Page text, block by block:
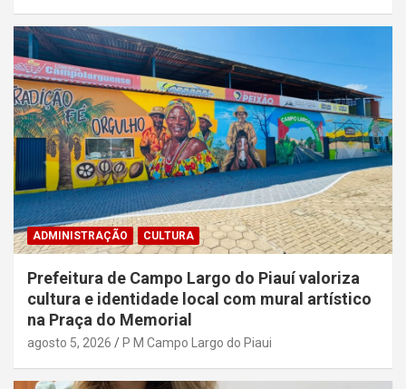
ADMINISTRAÇÃO CULTURA
Prefeitura de Campo Largo do Piauí valoriza
cultura e identidade local com mural artístico
na Praça do Memorial
agosto 5, 2026 P M Campo Largo do Piaui